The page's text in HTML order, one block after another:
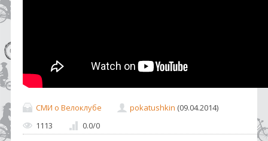
СМИ о Велоклубе pokatushkin (09.04.2014)
1113
0.0/0